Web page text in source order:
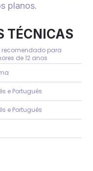
planos.
TÉCNICAS
recomendado para
de 12 anos
e Português
e Português